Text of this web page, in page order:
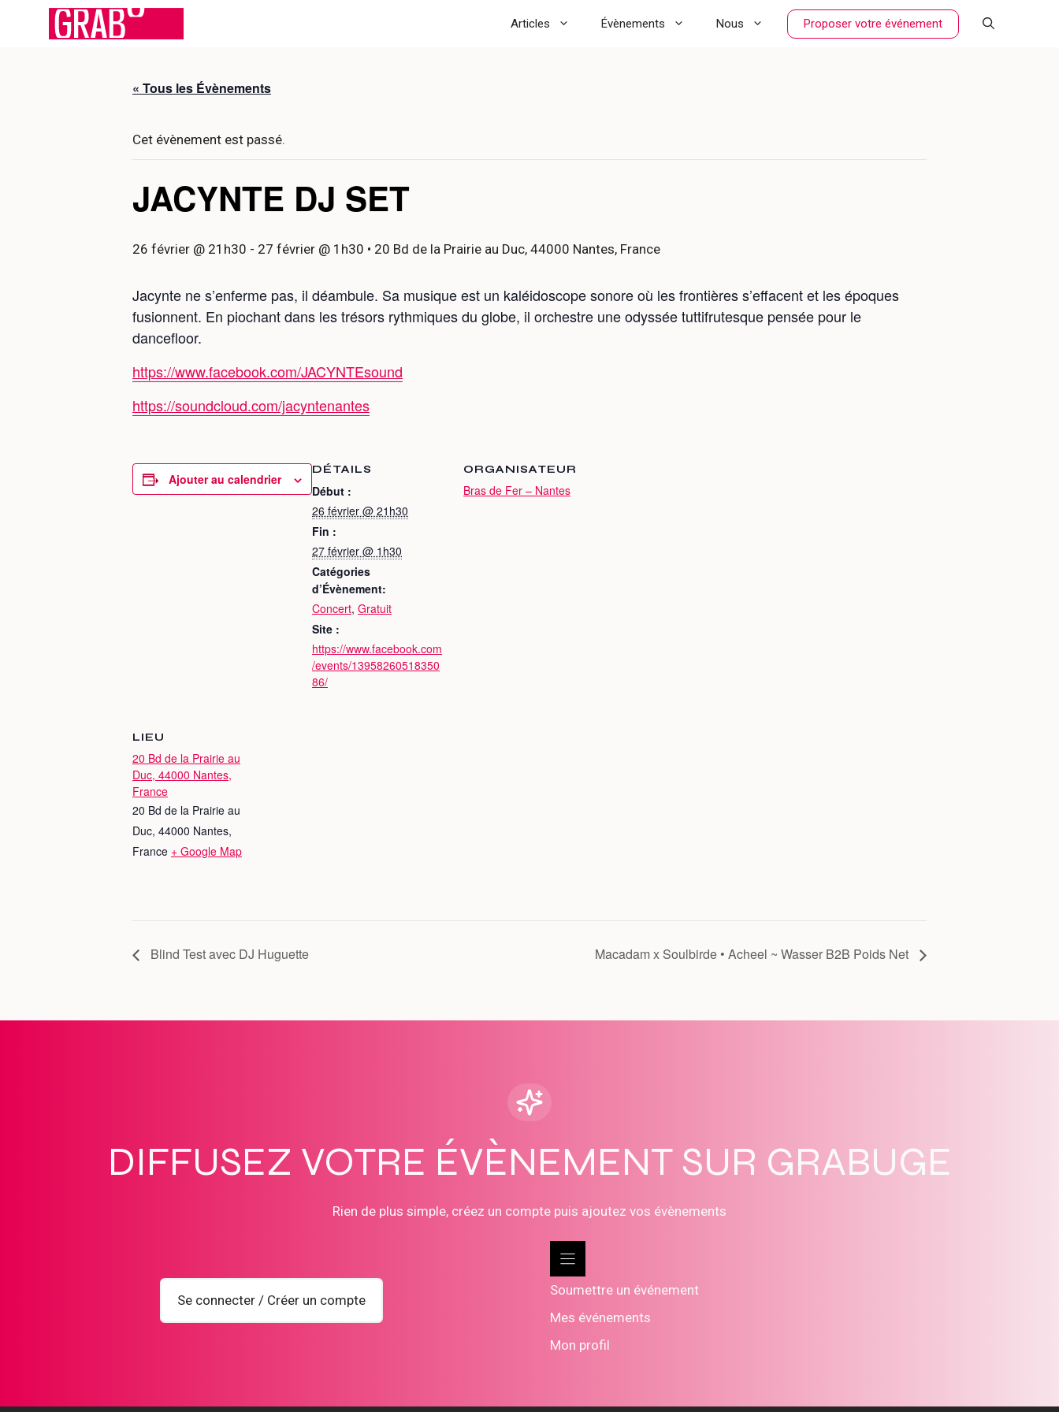
Articles Évènements Nous Proposer votre événement
« Tous les Évènements
Cet évènement est passé.
JACYNTE DJ SET
26 février @ 21h30 - 27 février @ 1h30 • 20 Bd de la Prairie au Duc, 44000 Nantes, France
Jacynte ne s’enferme pas, il déambule. Sa musique est un kaléidoscope sonore où les frontières s’effacent et les époques
fusionnent. En piochant dans les trésors rythmiques du globe, il orchestre une odyssée tuttifrutesque pensée pour le
dancefloor.
https://www.facebook.com/JACYNTEsound
https://soundcloud.com/jacyntenantes
Ajouter au calendrier
DÉTAILS
Début :
26 février @ 21h30
Fin :
27 février @ 1h30
Catégories
d’Évènement:
Concert, Gratuit
Site :
https://www.facebook.com
/events/13958260518350
86/
ORGANISATEUR
Bras de Fer – Nantes
LIEU
20 Bd de la Prairie au
Duc, 44000 Nantes,
France
20 Bd de la Prairie au
Duc, 44000 Nantes,
France + Google Map
Blind Test avec DJ Huguette Macadam x Soulbirde • Acheel ~ Wasser B2B Poids Net
DIFFUSEZ VOTRE ÉVÈNEMENT SUR GRABUGE
Rien de plus simple, créez un compte puis ajoutez vos évènements
Se connecter / Créer un compte
Soumettre un événement
Mes événements
Mon profil